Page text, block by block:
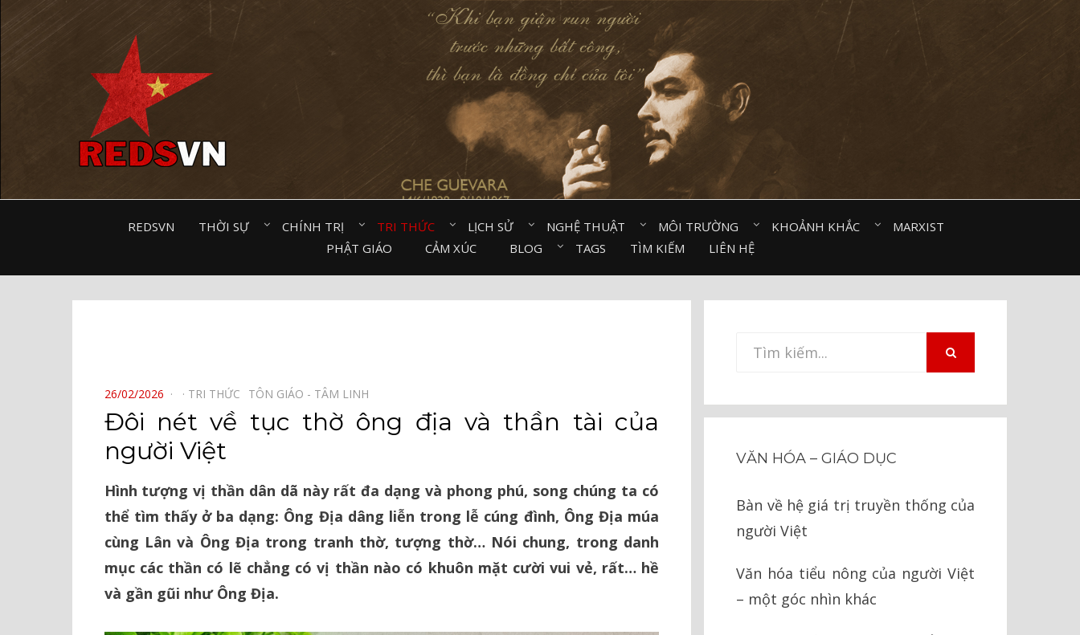
REDSVN THỜI SỰ⠀ CHÍNH TRỊ⠀ TRI THỨC⠀ LỊCH SỬ⠀ NGHỆ THUẬT⠀ MÔI TRƯỜNG⠀ KHOẢNH KHẮC⠀
MARXIST⠀
PHẬT GIÁO⠀
CẢM XÚC⠀ BLOG⠀ TAGS TÌM KIẾM LIÊN HỆ
POSTED
ON
26/02/2026 TRI THỨC⠀ TÔN GIÁO - TÂM LINH⠀
Đôi nét về tục thờ ông địa và thần tài của
người Việt
Hình tượng vị thần dân dã này rất đa dạng và phong phú, song chúng ta có
thể tìm thấy ở ba dạng: Ông Địa dâng liễn trong lễ cúng đình, Ông Địa múa
cùng Lân và Ông Địa trong tranh thờ, tượng thờ… Nói chung, trong danh
mục các thần có lẽ chẳng có vị thần nào có khuôn mặt cười vui vẻ, rất… hề
và gần gũi như Ông Địa.
Tìm
VĂN HÓA – GIÁO DỤC
Bàn về hệ giá trị truyền thống của
người Việt
Văn hóa tiểu nông của người Việt
– một góc nhìn khác